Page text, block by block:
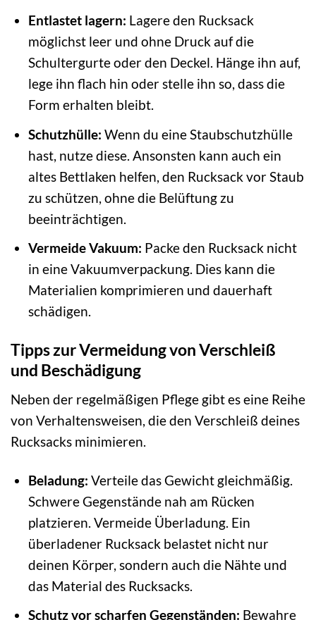
Entlastet lagern: Lagere den Rucksack
möglichst leer und ohne Druck auf die
Schultergurte oder den Deckel. Hänge ihn auf,
lege ihn flach hin oder stelle ihn so, dass die
Form erhalten bleibt.
Schutzhülle: Wenn du eine Staubschutzhülle
hast, nutze diese. Ansonsten kann auch ein
altes Bettlaken helfen, den Rucksack vor Staub
zu schützen, ohne die Belüftung zu
beeinträchtigen.
Vermeide Vakuum: Packe den Rucksack nicht
in eine Vakuumverpackung. Dies kann die
Materialien komprimieren und dauerhaft
schädigen.
Tipps zur Vermeidung von Verschleiß
und Beschädigung
Neben der regelmäßigen Pflege gibt es eine Reihe
von Verhaltensweisen, die den Verschleiß deines
Rucksacks minimieren.
Beladung: Verteile das Gewicht gleichmäßig.
Schwere Gegenstände nah am Rücken
platzieren. Vermeide Überladung. Ein
überladener Rucksack belastet nicht nur
deinen Körper, sondern auch die Nähte und
das Material des Rucksacks.
Schutz vor scharfen Gegenständen: Bewahre